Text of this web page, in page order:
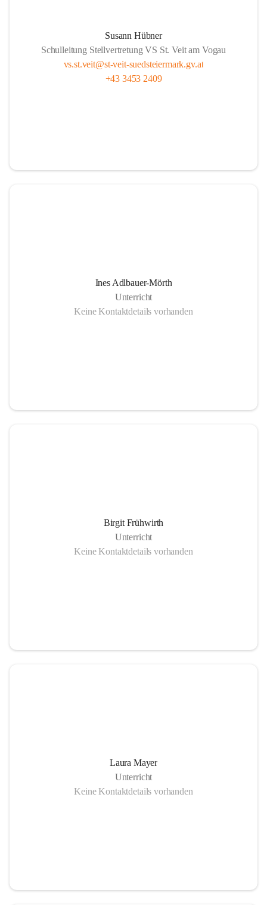
Susann Hübner
Schulleitung Stellvertretung VS St. Veit am Vogau
vs.st.veit@st-veit-suedsteiermark.gv.at
+43 3453 2409
Ines Adlbauer-Mörth
Unterricht
Keine Kontaktdetails vorhanden
Birgit Frühwirth
Unterricht
Keine Kontaktdetails vorhanden
Laura Mayer
Unterricht
Keine Kontaktdetails vorhanden